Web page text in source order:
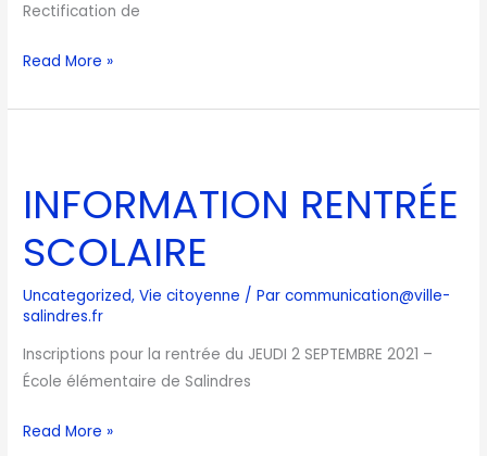
Rectification de
Read More »
INFORMATION RENTRÉE
SCOLAIRE
Uncategorized,Vie citoyenne / Parcommunication@ville-
salindres.fr
Inscriptions pour la rentrée du JEUDI 2 SEPTEMBRE 2021 –
École élémentaire de Salindres
SCOLAIRE
Read More »